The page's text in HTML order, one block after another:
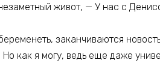
живот, — У нас с
заканчиваются
как я могу, ведь еще даже